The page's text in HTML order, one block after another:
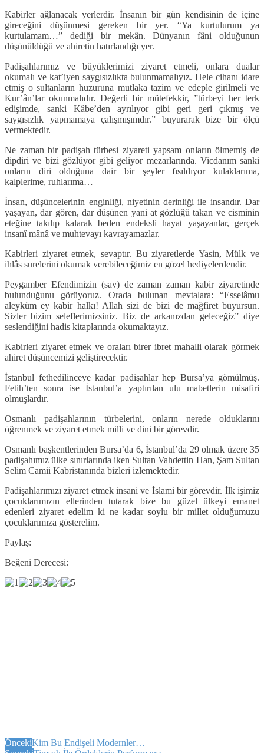
Kabirler ağlanacak yerlerdir. İnsanın bir gün kendisinin de içine
gireceğini düşünmesi gereken bir yer. “Ya kurtulurum ya
kurtulamam…” dediği bir mekân. Dünyanın fâni olduğunun
düşünüldüğü ve ahiretin hatırlandığı yer.
Padişahlarımız ve büyüklerimizi ziyaret etmeli, onlara dualar
okumalı ve kat’iyen saygısızlıkta bulunmamalıyız. Hele cihanı idare
etmiş o sultanların huzuruna mutlaka tazim ve edeple girilmeli ve
Kur’ân’lar okunmalıdır. Değerli bir mütefekkir, ”türbeyi her terk
edişimde, sanki Kâbe’den ayrılıyor gibi geri geri çıkmış ve
saygısızlık yapmamaya çalışmışımdır.” buyurarak bize bir ölçü
vermektedir.
Ne zaman bir padişah türbesi ziyareti yapsam onların ölmemiş de
dipdiri ve bizi gözlüyor gibi geliyor mezarlarında. Vicdanım sanki
onların diri olduğuna dair bir şeyler fısıldıyor kulaklarıma,
kalplerime, ruhlarıma…
İnsan, düşüncelerinin enginliği, niyetinin derinliği ile insandır. Dar
yaşayan, dar gören, dar düşünen yani at gözlüğü takan ve cisminin
eteğine takılıp kalarak beden endeksli hayat yaşayanlar, gerçek
insanî mânâ ve muhtevayı kavrayamazlar.
Kabirleri ziyaret etmek, sevaptır. Bu ziyaretlerde Yasin, Mülk ve
ihlâs surelerini okumak verebileceğimiz en güzel hediyelerdendir.
Peygamber Efendimizin (sav) de zaman zaman kabir ziyaretinde
bulunduğunu görüyoruz. Orada bulunan mevtalara: “Esselâmu
aleyküm ey kabir halkı! Allah sizi de bizi de mağfiret buyursun.
Sizler bizim seleflerimizsiniz. Biz de arkanızdan geleceğiz” diye
seslendiğini hadis kitaplarında okumaktayız.
Kabirleri ziyaret etmek ve oraları birer ibret mahalli olarak görmek
ahiret düşüncemizi geliştirecektir.
İstanbul fethedilinceye kadar padişahlar hep Bursa’ya gömülmüş.
Fetih’ten sonra ise İstanbul’a yaptırılan ulu mabetlerin misafiri
olmuşlardır.
Osmanlı padişahlarının türbelerini, onların nerede olduklarını
öğrenmek ve ziyaret etmek milli ve dini bir görevdir.
Osmanlı başkentlerinden Bursa’da 6, İstanbul’da 29 olmak üzere 35
padişahımız ülke sınırlarında iken Sultan Vahdettin Han, Şam Sultan
Selim Camii Kabristanında bizleri izlemektedir.
Padişahlarımızı ziyaret etmek insani ve İslami bir görevdir. İlk işimiz
çocuklarımızın ellerinden tutarak bize bu güzel ülkeyi emanet
edenleri ziyaret edelim ki ne kadar soylu bir millet olduğumuzu
çocuklarımıza gösterelim.
Paylaş:
Beğeni Derecesi:
ÖncekiKim Bu Endişeli Modernler…